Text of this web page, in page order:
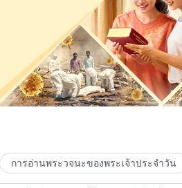
การอ่านพระวจนะของพระเจ้าประจำวัน